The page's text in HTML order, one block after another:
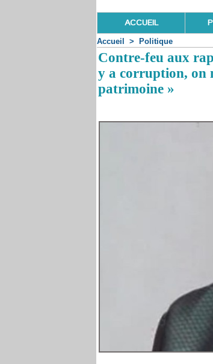
ACCUEIL
Accueil > Politique
Contre-feu aux
y a corruption, on
patrimoine »